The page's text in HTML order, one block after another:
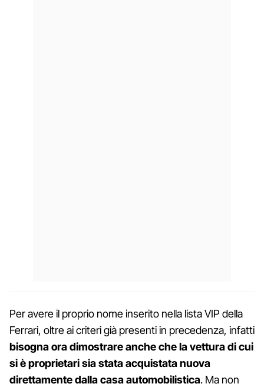
Per avere il proprio nome inserito nella lista VIP della
Ferrari, oltre ai criteri già presenti in precedenza, infatti
bisogna ora dimostrare anche che la vettura di cui
si è proprietari sia stata acquistata nuova
direttamente dalla casa automobilistica. Ma non